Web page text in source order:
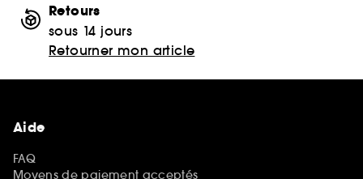
Retours
sous 14 jours
Retourner mon article
Aide
FAQ
Moyens de paiement acceptés